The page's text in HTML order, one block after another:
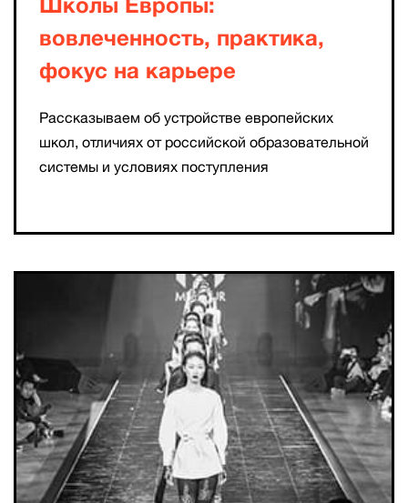
Школы Европы:
вовлеченность, практика,
фокус на карьере
Рассказываем об устройстве европейских
школ, отличиях от российской образовательной
системы и условиях поступления